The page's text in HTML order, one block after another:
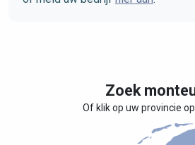
Zoek
Of klik op uw provincie